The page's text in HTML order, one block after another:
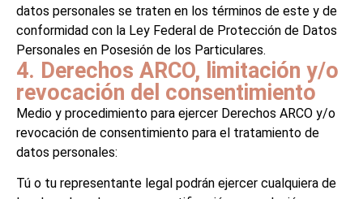
datos personales se traten en los términos de este y de
conformidad con la Ley Federal de Protección de Datos
Personales en Posesión de los Particulares.
4. Derechos ARCO, limitación y/o
revocación del consentimiento
Medio y procedimiento para ejercer Derechos ARCO y/o
revocación de consentimiento para el tratamiento de
datos personales:
Tú o tu representante legal podrán ejercer cualquiera de